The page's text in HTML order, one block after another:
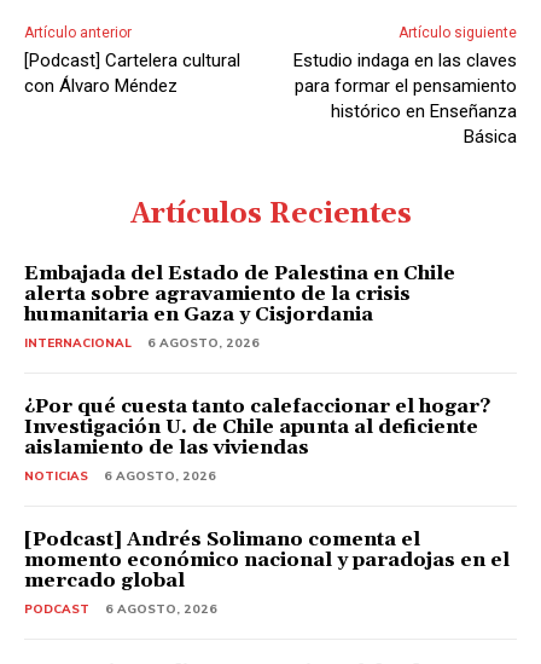
Artículo anterior
[Podcast] Cartelera cultural
con Álvaro Méndez
Artículo siguiente
Estudio indaga en las claves
para formar el pensamiento
histórico en Enseñanza
Básica
Artículos Recientes
Embajada del Estado de Palestina en Chile
alerta sobre agravamiento de la crisis
humanitaria en Gaza y Cisjordania
INTERNACIONAL 6 AGOSTO, 2026
¿Por qué cuesta tanto calefaccionar el hogar?
Investigación U. de Chile apunta al deficiente
aislamiento de las viviendas
NOTICIAS 6 AGOSTO, 2026
[Podcast] Andrés Solimano comenta el
momento económico nacional y paradojas en el
mercado global
PODCAST 6 AGOSTO, 2026